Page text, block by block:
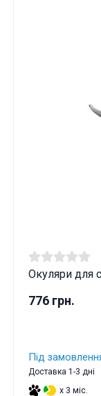
Окуляри для
776 грн.
Під
Доставка 1-3 дні
x 3 міс.